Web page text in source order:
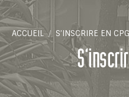
Vous êtes ici :
ACCUEIL S’INSCRIRE EN